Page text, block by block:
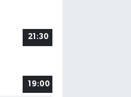
21:30
19:00